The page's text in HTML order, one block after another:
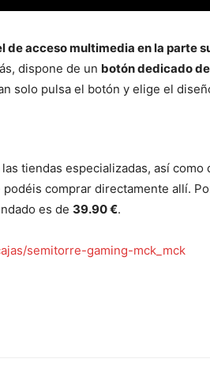
de acceso multimedia en la parte
dispone de un botón dedicado
solo pulsa el botón y elige el
tiendas especializadas, así como
comprar directamente allí.
es de 39.90 €.
semitorre-gaming-mck_mck